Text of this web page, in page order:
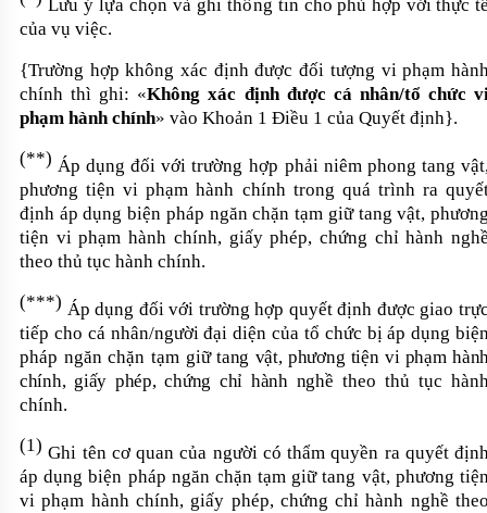
Lưu ý lựa chọn và ghi thông tin cho phù hợp với thực
của vụ việc.
{Trường hợp không xác định được đối tượng vi phạm
chính thì ghi: «Không xác định được cá nhân/tổ chức
phạm hành chính» vào Khoản 1 Điều 1 của Quyết định}.
(**) Áp dụng đối với trường hợp phải niêm phong tang
phương tiện vi phạm hành chính trong quá trình ra
định áp dụng biện pháp ngăn chặn tạm giữ tang vật,
tiện vi phạm hành chính, giấy phép, chứng chỉ hành
theo thủ tục hành chính.
(***) Áp dụng đối với trường hợp quyết định được giao
tiếp cho cá nhân/người đại diện của tổ chức bị áp dụng
pháp ngăn chặn tạm giữtang vật, phương tiện vi phạm
chính, giấy phép, chứng chỉ hành nghề theo thủ tục
chính.
(1) Ghi tên cơ quan của người có thẩm quyền ra quyết
áp dụng biện pháp ngăn chặn tạm giữ tang vật, phương
vi phạm hành chính, giấy phép, chứng chỉ hành nghề